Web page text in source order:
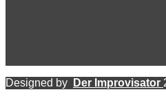
Designed by Der Improvisator